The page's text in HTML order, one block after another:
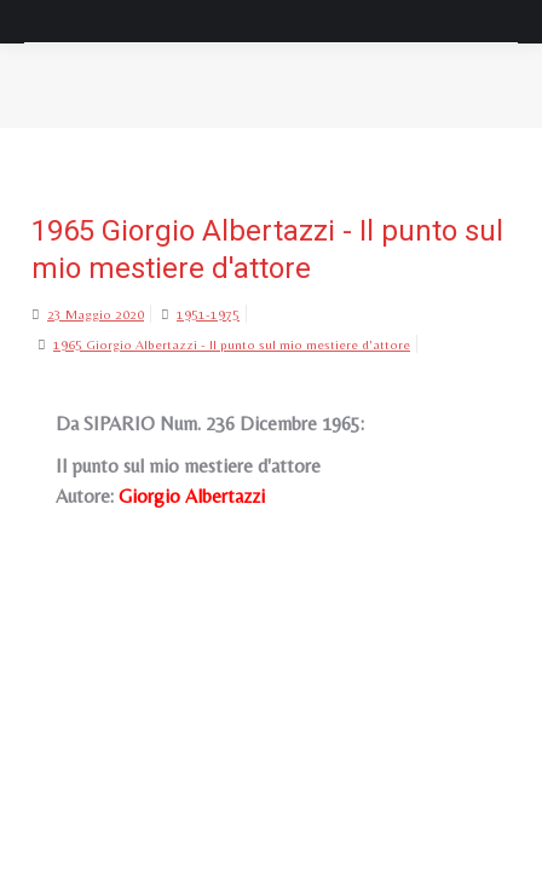
1965 Giorgio Albertazzi - Il punto sul
mio mestiere d'attore
23 Maggio 2020 1951-1975
1965 Giorgio Albertazzi - Il punto sul mio mestiere d'attore
Da SIPARIO Num. 236 Dicembre 1965:
Il punto sul mio mestiere d'attore
Autore: Giorgio Albertazzi